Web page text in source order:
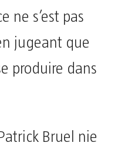
ne s’est pas
jugeant que
produire dans
Bruel nie